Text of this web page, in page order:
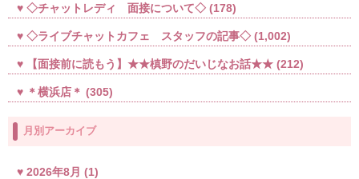
◇チャットレディ 面接について◇ (178)
◇ライブチャットカフェ スタッフの記事◇ (1,002)
【面接前に読もう】★★槙野のだいじなお話★★ (212)
＊横浜店＊ (305)
月別アーカイブ
2026年8月 (1)